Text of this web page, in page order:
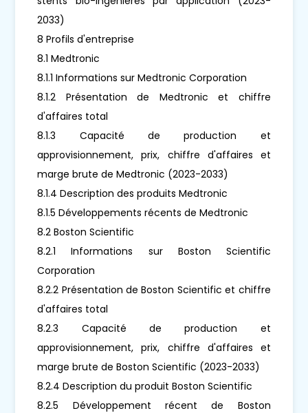
2033)
8 Profils d'entreprise
8.1 Medtronic
8.1.1 Informations sur Medtronic Corporation
8.1.2 Présentation de Medtronic et chiffre
d'affaires total
8.1.3 Capacité de production et
approvisionnement, prix, chiffre d'affaires et
marge brute de Medtronic (2023-2033)
8.1.4 Description des produits Medtronic
8.1.5 Développements récents de Medtronic
8.2 Boston Scientific
8.2.1 Informations sur Boston Scientific
Corporation
8.2.2 Présentation de Boston Scientific et chiffre
d'affaires total
8.2.3 Capacité de production et
approvisionnement, prix, chiffre d'affaires et
marge brute de Boston Scientific (2023-2033)
8.2.4 Description du produit Boston Scientific
8.2.5 Développement récent de Boston